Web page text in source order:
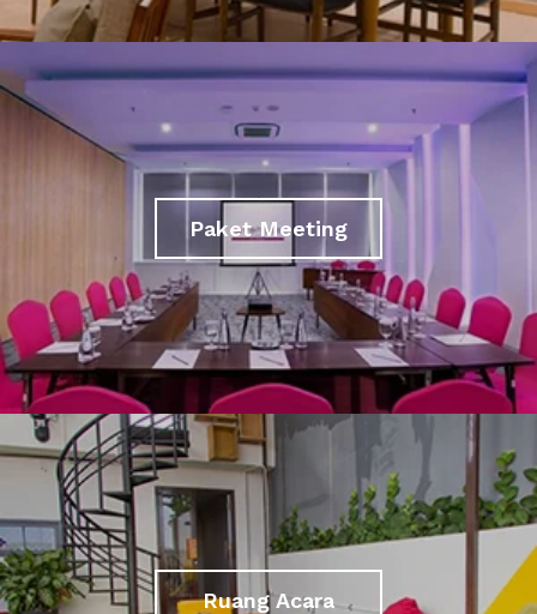
Paket Meeting
Ruang Acara